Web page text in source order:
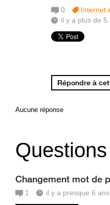
0 Internet
il y a plus de 5
Répondre à
Aucune réponse
Changement mot de
1 il y a presque 6 ans